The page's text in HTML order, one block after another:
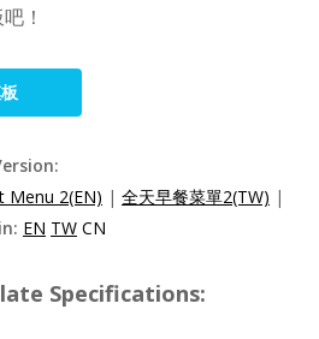
！
Menu 2(EN) | 全天早餐菜單2(TW) |
EN TW CN
Specifications: